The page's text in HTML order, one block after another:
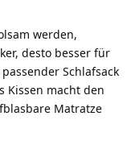
werden,
desto besser für
Schlafsack
Kissen macht den
Matratze